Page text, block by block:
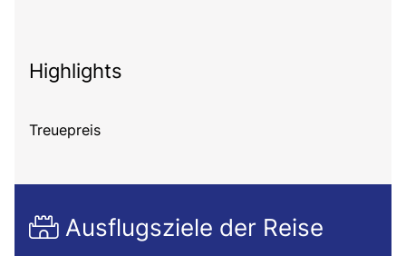
Highlights
Treuepreis
Ausflugsziele der Reise